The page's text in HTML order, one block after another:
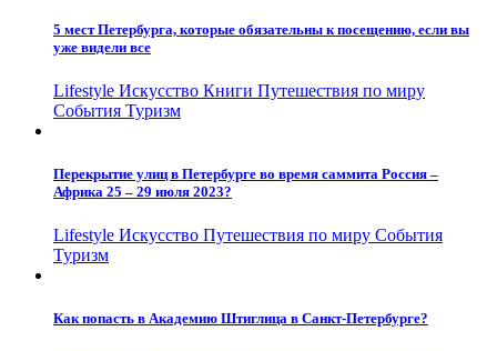
5 мест Петербурга, которые обязательны к посещению, если вы
уже видели все
Lifestyle Искусство Книги Путешествия по миру
События Туризм
Перекрытие улиц в Петербурге во время саммита Россия –
Африка 25 – 29 июля 2023?
Lifestyle Искусство Путешествия по миру События
Туризм
Как попасть в Академию Штиглица в Санкт-Петербурге?